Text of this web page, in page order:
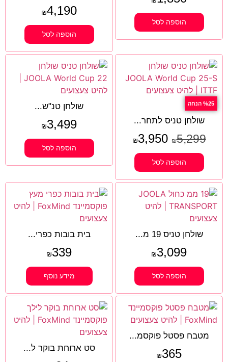
הוספה לסל
₪4,190
הוספה לסל
%25 הנחה
שולחן טניס לתחר...
₪5,299
₪3,950
הוספה לסל
שולחן טנ"ש...
₪3,499
הוספה לסל
שולחן טניס 19 מ...
₪3,099
הוספה לסל
בית בובות כפרי...
₪339
מידע נוסף
מטבח פסטל פוקסמ...
₪365 סט ארוחת בוקר ל...